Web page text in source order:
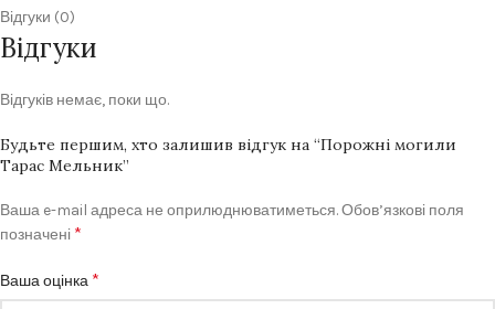
Відгуки (0)
Відгуки
Відгуків немає, поки що.
Будьте першим, хто залишив відгук на “Порожні могили
Тарас Мельник”
Ваша e-mail адреса не оприлюднюватиметься.Обов’язкові поля
позначені *
Ваша оцінка *